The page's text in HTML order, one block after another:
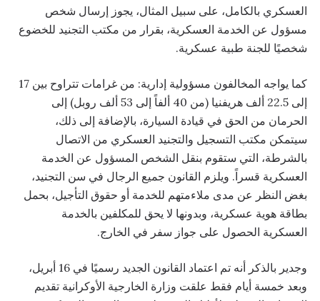
العسكري بالكامل، على سبيل المثال، يجوز إرسال شخص
مسؤول عن الخدمة العسكرية، بقرار من مكتب التجنيد للخضوع
شخصيًا للجنة طبية عسكرية.
كما يواجه المخالفون مسؤولية إدارية: من غرامات تتراوح بين 17
إلى 22.5 ألف هريفنيا (من 40 ألفاً إلى 53 ألف روبل) إلى
الحرمان من الحق في قيادة السيارة، بالإضافة إلى ذلك،
سيتمكن مكتب التسجيل والتجنيد العسكري من الاتصال
بالشرطة، التي ستقوم بنقل الشخص المسؤول عن الخدمة
العسكرية قسراً. ويلزم القانون جميع الرجال في سن التجنيد،
بغض النظر عن مدى ملاءمتهم للخدمة أو حقوق التأجيل، بحمل
بطاقة هوية عسكرية، وبدونها لا يحق للمكلفين بالخدمة
العسكرية الحصول على جواز سفر في الخارج.
وجدير بالذكر أنه تم اعتماد القانون الجديد رسميًا في 16 أبريل،
وبعد خمسة أيام فقط علقت وزارة الخارجية الأوكرانية تقديم